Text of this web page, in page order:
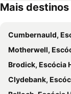
Mais
Cumbernauld,
Motherwell,
Brodick, Escócia
Clydebank,